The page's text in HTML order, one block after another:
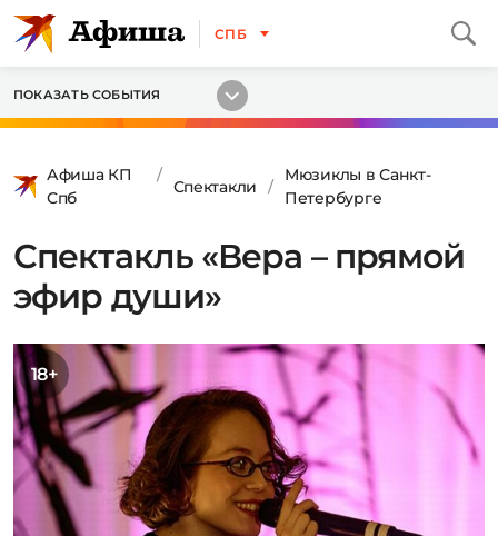
СПБ
ПОКАЗАТЬ СОБЫТИЯ
Афиша КП
Спб
Спектакли
Мюзиклы в Санкт-
Петербурге
Спектакль «Вера – прямой
эфир души»
18+